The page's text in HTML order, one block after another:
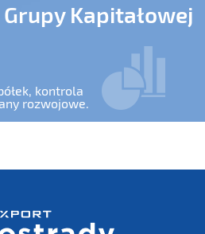
Grupy Kapitałowej
kontrola
rozwojowe.